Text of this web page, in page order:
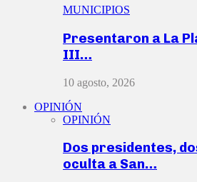
MUNICIPIOS
Presentaron a La
III…
10 agosto, 2026
OPINIÓN
OPINIÓN
Dos presidentes,
oculta a San…